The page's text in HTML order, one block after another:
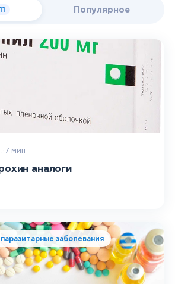
Популярное
·7 мин
аналоги
заболевания